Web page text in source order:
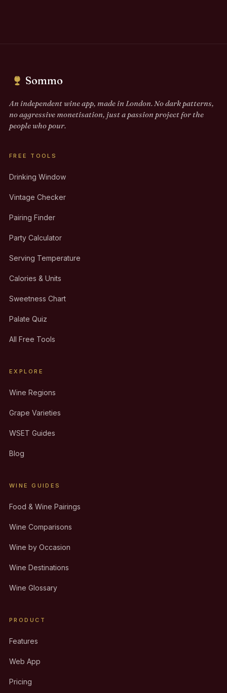
Sommo
An independent wine app, made in London. No dark patterns,
no aggressive monetisation, just a passion project for the
people who pour.
FREE TOOLS
Drinking Window
Vintage Checker
Pairing Finder
Party Calculator
Serving Temperature
Calories & Units
Sweetness Chart
Palate Quiz
All Free Tools
EXPLORE
Wine Regions
Grape Varieties
WSET Guides
Blog
WINE GUIDES
Food & Wine Pairings
Wine Comparisons
Wine by Occasion
Wine Destinations
Wine Glossary
PRODUCT
Features
Web App
Pricing